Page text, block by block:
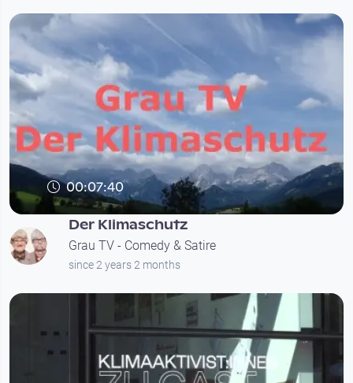
00:07:40
Der Klimaschutz
Grau TV - Comedy & Satire
since 2 years 2 months